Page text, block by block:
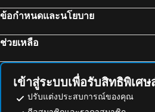
Kundala Beach Resort Hua Hin
Hua
ชบา ชาเล่ต์
Tanawit Hotel & Spa
มาย
Baanpak Sam Anong
Nid
Baan Talay Chine Boutique Resort
สยามสแควร์
วัดอ
บีทีเอส สยาม
สถานีรถไฟหัวลำโพง
หาด
บีทีเอส พร้อมพงษ์
ข้อกำหนดและนโยบาย
ช่วยเหลือ
เข้าสู่ระบบเพื่อรับสิทธิพิเศ
ปรับแต่งประสบการณ์ของคุณ